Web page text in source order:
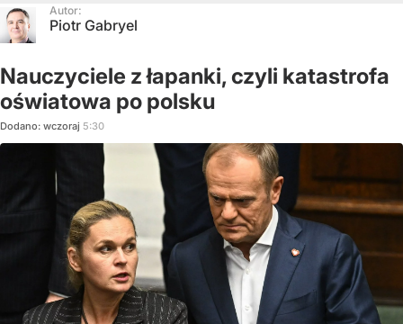
Autor:
Piotr Gabryel
Nauczyciele z łapanki, czyli katastrofa
oświatowa po polsku
Dodano: wczoraj 5:30